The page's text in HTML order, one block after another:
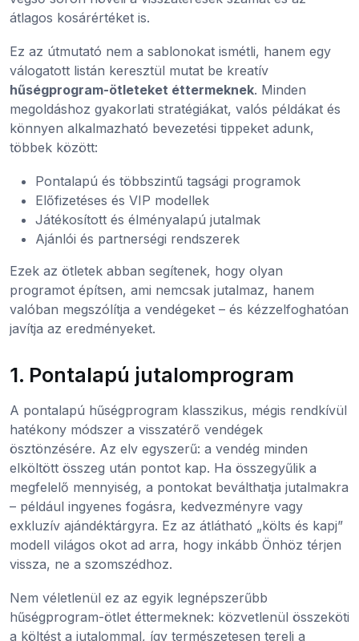
átlagos kosárértéket is.
Ez az útmutató nem a sablonokat ismétli, hanem egy
válogatott listán keresztül mutat be kreatív
hűségprogram-ötleteket éttermeknek. Minden
megoldáshoz gyakorlati stratégiákat, valós példákat és
könnyen alkalmazható bevezetési tippeket adunk,
többek között:
Pontalapú és többszintű tagsági programok
Előfizetéses és VIP modellek
Játékosított és élményalapú jutalmak
Ajánlói és partnerségi rendszerek
Ezek az ötletek abban segítenek, hogy olyan
programot építsen, ami nemcsak jutalmaz, hanem
valóban megszólítja a vendégeket – és kézzelfoghatóan
javítja az eredményeket.
1. Pontalapú jutalomprogram
A pontalapú hűségprogram klasszikus, mégis rendkívül
hatékony módszer a visszatérő vendégek
ösztönzésére. Az elv egyszerű: a vendég minden
elköltött összeg után pontot kap. Ha összegyűlik a
megfelelő mennyiség, a pontokat beválthatja jutalmakra
– például ingyenes fogásra, kedvezményre vagy
exkluzív ajándéktárgyra. Ez az átlátható „költs és kapj”
modell világos okot ad arra, hogy inkább Önhöz térjen
vissza, ne a szomszédhoz.
Nem véletlenül ez az egyik legnépszerűbb
hűségprogram-ötlet éttermeknek: közvetlenül összeköti
a költést a jutalommal, így természetesen tereli a